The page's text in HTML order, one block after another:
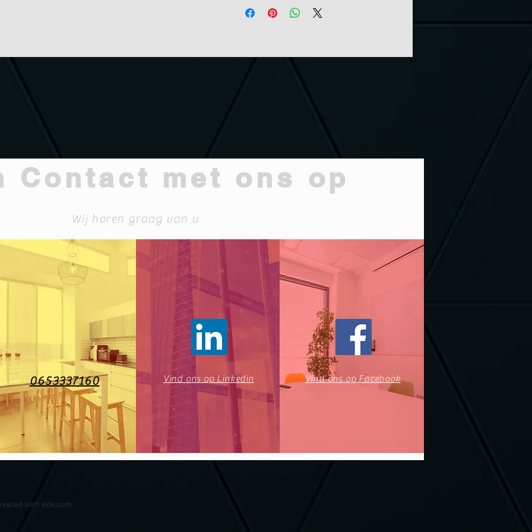
Ruimtes Woonkamer, Slaapkamer, Gang /
Contact met ons op
Wij horen graag van u
0653337160 Vind ons op Linkedin Vind ons op Facebook
with Wix.com